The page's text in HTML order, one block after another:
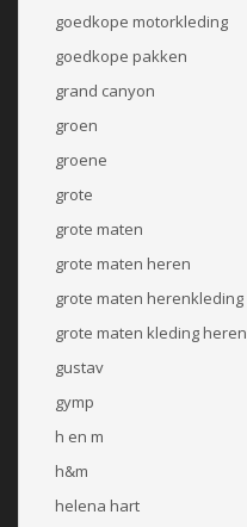
goedkope motorkleding
goedkope pakken
grand canyon
groen
groene
grote
grote maten
grote maten heren
grote maten herenkleding
grote maten kleding heren
gustav
gymp
h en m
h&m
helena hart